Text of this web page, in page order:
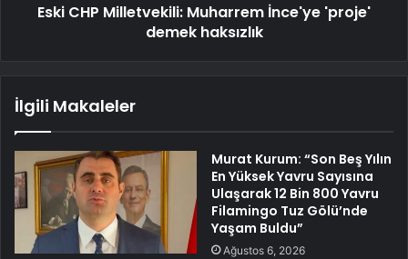
Eski CHP Milletvekili: Muharrem İnce'ye 'proje'
demek haksızlık
İlgili Makaleler
Murat Kurum: “Son Beş Yılın
En Yüksek Yavru Sayısına
Ulaşarak 12 Bin 800 Yavru
Filamingo Tuz Gölü’nde
Yaşam Buldu”
Ağustos 6, 2026